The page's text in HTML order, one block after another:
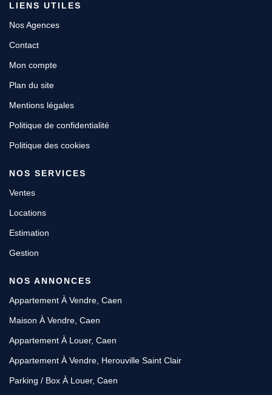
LIENS UTILES
Nos Agences
Contact
Mon compte
Plan du site
Mentions légales
Politique de confidentialité
Politique des cookies
NOS SERVICES
Ventes
Locations
Estimation
Gestion
NOS ANNONCES
Appartement À Vendre, Caen
Maison À Vendre, Caen
Appartement À Louer, Caen
Appartement À Vendre, Herouville Saint Clair
Parking / Box À Louer, Caen